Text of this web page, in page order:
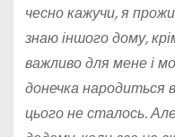
чесно кажучи, я
знаю іншого дому,
важливо для мене і
донечка народиться в
цього не сталось.